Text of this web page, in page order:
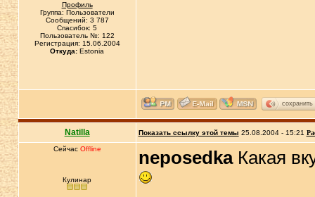
Профиль
Группа: Пользователи
Сообщений: 3 787
Спасибок: 5
Пользователь №: 122
Регистрация: 15.06.2004
Откуда: Estonia
сохранить
Natilla Показать ссылку этой темы 25.08.2004 - 15:21
Сейчас Offline
Кулинар
neposedkaКакая